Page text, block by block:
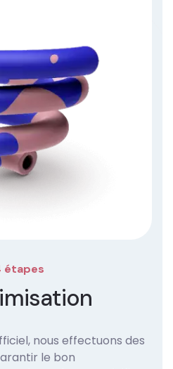
étapes
nous effectuons des
le bon